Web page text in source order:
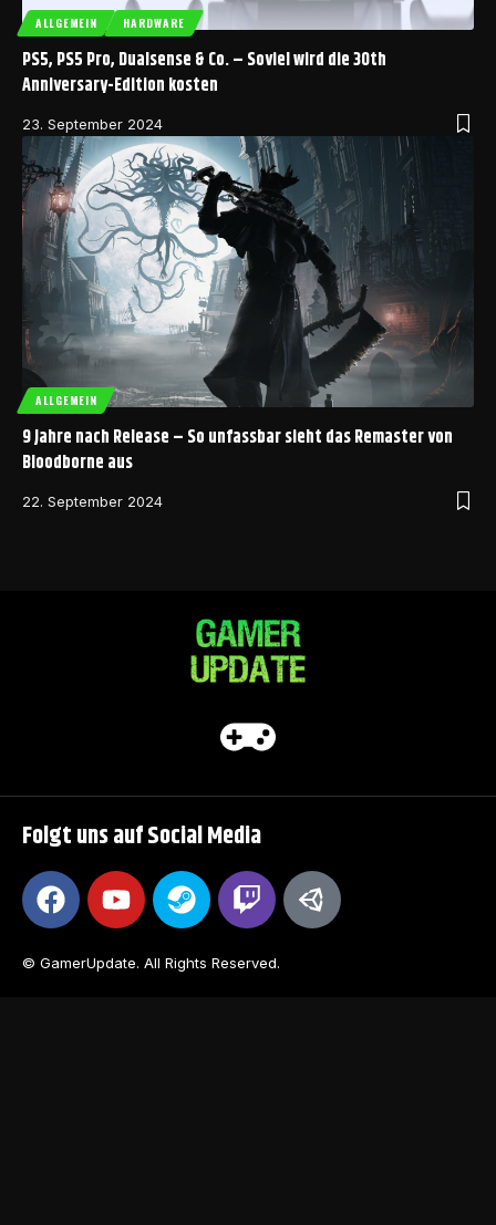
ALLGEMEIN HARDWARE
PS5, PS5 Pro, Dualsense & Co. – Soviel wird die 30th
Anniversary-Edition kosten
23. September 2024
ALLGEMEIN
9 Jahre nach Release – So unfassbar sieht das Remaster von
Bloodborne aus
22. September 2024
Folgt uns auf Social Media
© GamerUpdate. All Rights Reserved.